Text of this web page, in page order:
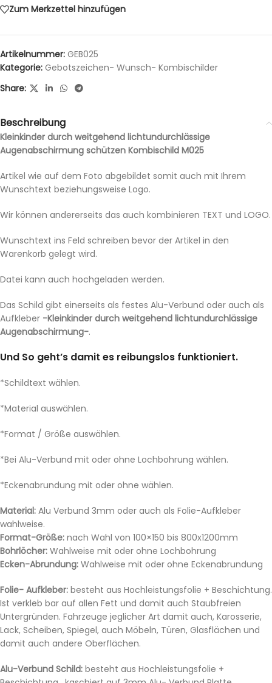
Zum Merkzettel hinzufügen
Artikelnummer: GEB025
Kategorie: Gebotszeichen- Wunsch- Kombischilder
Share:
Beschreibung
Kleinkinder durch weitgehend lichtundurchlässige
Augenabschirmung schützen Kombischild M025
Artikel wie auf dem Foto abgebildet somit auch mit Ihrem
Wunschtext beziehungsweise Logo.
Wir können andererseits das auch kombinieren TEXT und LOGO.
Wunschtext ins Feld schreiben bevor der Artikel in den
Warenkorb gelegt wird.
Datei kann auch hochgeladen werden.
Das Schild gibt einerseits als festes Alu-Verbund oder auch als
Aufkleber -Kleinkinder durch weitgehend lichtundurchlässige
Augenabschirmung-.
Und So geht’s damit es reibungslos funktioniert.
*Schildtext wählen.
*Material auswählen.
*Format / Größe auswählen.
*Bei Alu-Verbund mit oder ohne Lochbohrung wählen.
*Eckenabrundung mit oder ohne wählen.
Material: Alu Verbund 3mm oder auch als Folie-Aufkleber
wahlweise.
Format-Größe: nach Wahl von 100×150 bis 800x1200mm
Bohrlöcher: Wahlweise mit oder ohne Lochbohrung
Ecken-Abrundung: Wahlweise mit oder ohne Eckenabrundung
Folie- Aufkleber: besteht aus Hochleistungsfolie + Beschichtung.
Ist verkleb bar auf allen Fett und damit auch Staubfreien
Untergründen. Fahrzeuge jeglicher Art damit auch, Karosserie,
Lack, Scheiben, Spiegel, auch Möbeln, Türen, Glasflächen und
damit auch andere Oberflächen.
Alu-Verbund Schild: besteht aus Hochleistungsfolie +